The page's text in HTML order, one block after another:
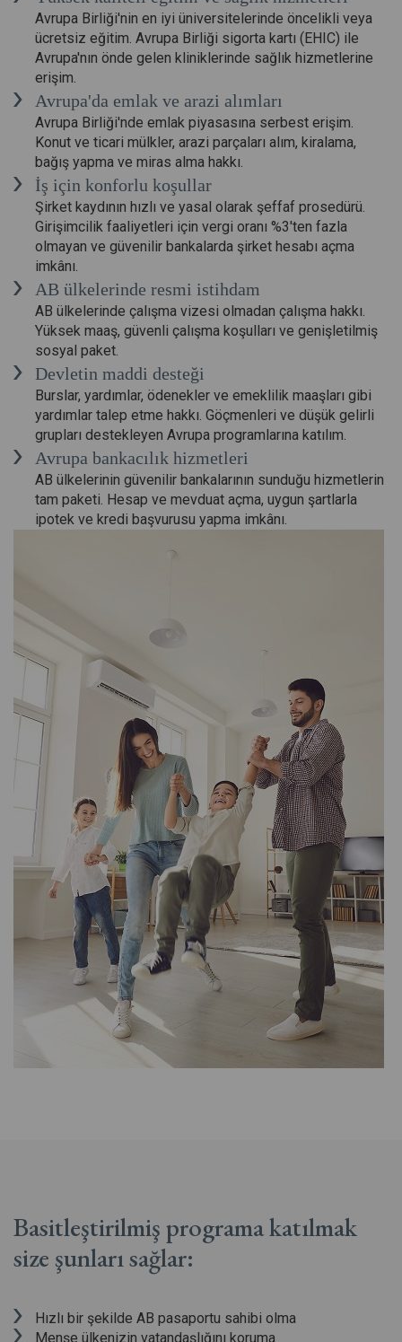
Avrupa Birliği'nin en iyi üniversitelerinde öncelikli veya
ücretsiz eğitim. Avrupa Birliği sigorta kartı (EHIC) ile
Avrupa'nın önde gelen kliniklerinde sağlık hizmetlerine
erişim.
Avrupa'da emlak ve arazi alımları
Avrupa Birliği'nde emlak piyasasına serbest erişim.
Konut ve ticari mülkler, arazi parçaları alım, kiralama,
bağış yapma ve miras alma hakkı.
İş için konforlu koşullar
Şirket kaydının hızlı ve yasal olarak şeffaf prosedürü.
Girişimcilik faaliyetleri için vergi oranı %3'ten fazla
olmayan ve güvenilir bankalarda şirket hesabı açma
imkânı.
AB ülkelerinde resmi istihdam
AB ülkelerinde çalışma vizesi olmadan çalışma hakkı.
Yüksek maaş, güvenli çalışma koşulları ve genişletilmiş
sosyal paket.
Devletin maddi desteği
Burslar, yardımlar, ödenekler ve emeklilik maaşları gibi
yardımlar talep etme hakkı. Göçmenleri ve düşük gelirli
grupları destekleyen Avrupa programlarına katılım.
Avrupa bankacılık hizmetleri
AB ülkelerinin güvenilir bankalarının sunduğu hizmetlerin
tam paketi. Hesap ve mevduat açma, uygun şartlarla
ipotek ve kredi başvurusu yapma imkânı.
Basitleştirilmiş programa katılmak
size şunlarısağlar:
Hızlı bir şekilde AB pasaportu sahibi olma
Menşe ülkenizin vatandaşlığını koruma